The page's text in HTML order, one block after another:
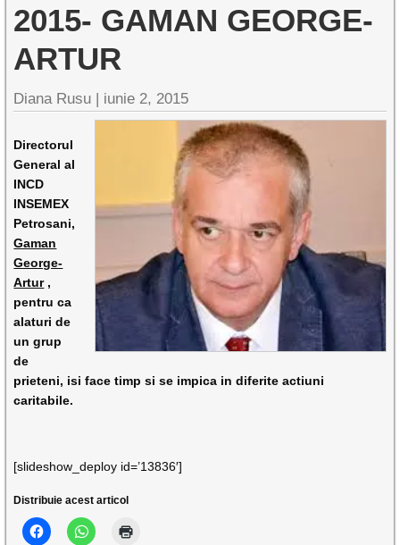
2015- GAMAN GEORGE-
ARTUR
Diana Rusu | iunie 2, 2015
Directorul
General al
INCD
INSEMEX
Petrosani,
Gaman
George-
Artur,
pentru ca
alaturi de
un grup
de
prieteni, isi face timp si se impica in diferite actiuni
caritabile.
[slideshow_deploy id=’13836′]
Distribuie acest articol